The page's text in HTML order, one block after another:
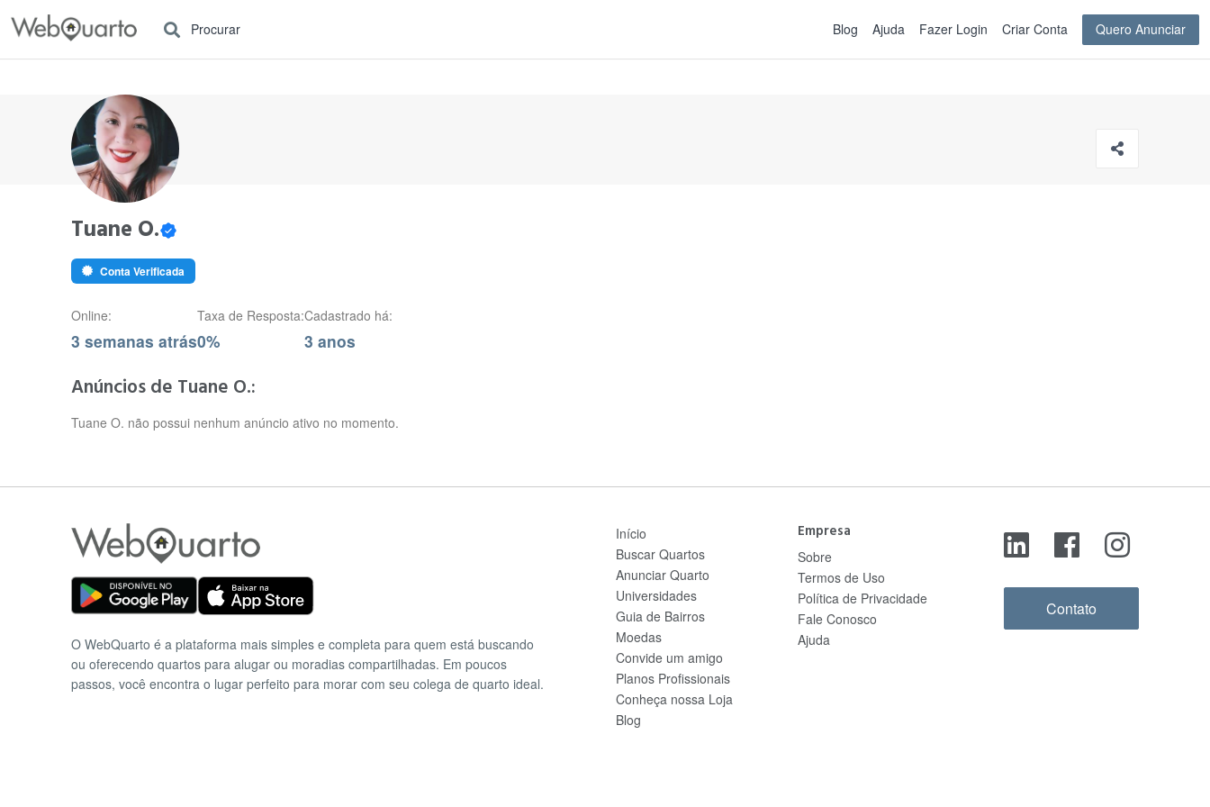
Procurar Blog Ajuda Fazer Login Criar Conta Quero Anunciar
Tuane O.
Conta Verificada
Online:
3 semanas atrás
Taxa de Resposta:
0%
Cadastrado há:
3 anos
Anúncios de Tuane O.:
Tuane O. não possui nenhum anúncio ativo no momento.
O WebQuarto é a plataforma mais simples e completa para quem está buscando
ou oferecendo quartos para alugar ou moradias compartilhadas. Em poucos
passos, você encontra o lugar perfeito para morar com seu colega de quarto ideal.
Início
Buscar Quartos
Anunciar Quarto
Universidades
Guia de Bairros
Moedas
Convide um amigo
Planos Profissionais
Conheça nossa Loja
Blog
Empresa
Sobre
Termos de Uso
Política de Privacidade
Fale Conosco
Ajuda
Contato